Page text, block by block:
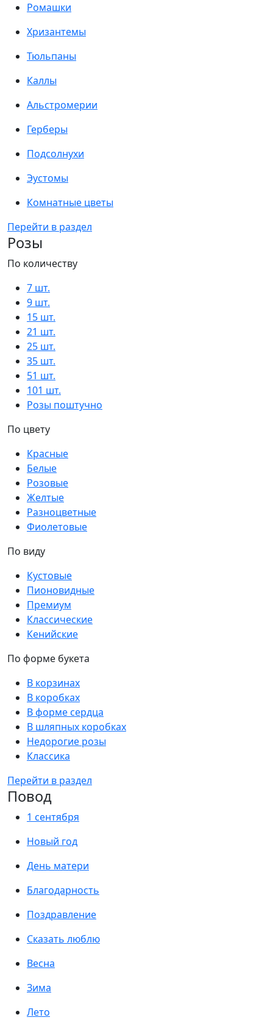
Ромашки
Хризантемы
Тюльпаны
Каллы
Альстромерии
Герберы
Подсолнухи
Эустомы
Комнатные цветы
Перейти в раздел
Розы
По количеству
7 шт.
9 шт.
15 шт.
21 шт.
25 шт.
35 шт.
51 шт.
101 шт.
Розы поштучно
По цвету
Красные
Белые
Розовые
Желтые
Разноцветные
Фиолетовые
По виду
Кустовые
Пионовидные
Премиум
Классические
Кенийские
По форме букета
В корзинах
В коробках
В форме сердца
В шляпных коробках
Недорогие розы
Классика
Перейти в раздел
Повод
1 сентября
Новый год
День матери
Благодарность
Поздравление
Сказать люблю
Весна
Зима
Лето